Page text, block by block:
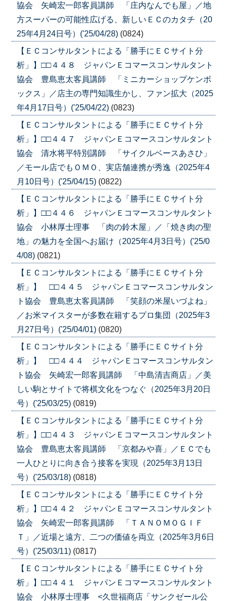
協会 矢崎宏一郎客員講師 「庄内なんでも屋」／地
方スーパーの可能性広げる、新しいＥＣのカタチ（20
25年4月24日号）('25/04/28) (0824)
【ＥＣコンサルタントによる「勝手にＥＣサイト分
析」】□□４４８ ジャパンＥコマースコンサルタント
協会 豊島恵太客員講師 「ミニカーショップケンボ
ックス」／店主の専門知識生かし、ファン拡大（2025
年4月17日号）('25/04/22) (0823)
【ＥＣコンサルタントによる「勝手にＥＣサイト分
析」】□□４４７ ジャパンＥコマースコンサルタント
協会 清水将平特別講師 「サイクルベースあさひ」
／モール店でもＯＭＯ、実店舗連携が秀逸（2025年4
月10日号）('25/04/15) (0822)
【ＥＣコンサルタントによる「勝手にＥＣサイト分
析」】□□４４６ ジャパンＥコマースコンサルタント
協会 小林厚士理事 「肉の鈴木屋」／「焼き肉の聖
地」の魅力を全国へお届け（2025年4月3日号）('25/0
4/08) (0821)
【ＥＣコンサルタントによる「勝手にＥＣサイト分
析」】 □□４４５ ジャパンＥコマースコンサルタン
ト協会 豊島恵太客員講師 「笑顔の米屋いづよね」
／お米マイスターが多数在籍するプロ集団（2025年3
月27日号）('25/04/01) (0820)
【ＥＣコンサルタントによる「勝手にＥＣサイト分
析」】 □□４４４ ジャパンＥコマースコンサルタン
ト協会 矢崎宏一郎客員講師 「中島清吉商店」／美
しい駒とサイトで将棋文化をつなぐ（2025年3月20日
号）('25/03/25) (0819)
【ＥＣコンサルタントによる「勝手にＥＣサイト分
析」】□□４４３ ジャパンＥコマースコンサルタント
協会 豊島恵太客員講師 「京都みや喜」／ＥＣでも
一人ひとりに向き合う接客を実現（2025年3月13日
号）('25/03/18) (0818)
【ＥＣコンサルタントによる「勝手にＥＣサイト分
析」】□□４４２ ジャパンＥコマースコンサルタント
協会 矢崎宏一郎客員講師 「ＴＡＮＯＭＯＧＩＦ
Ｔ」／近場と遠方、二つの価値を両立（2025年3月6日
号）('25/03/11) (0817)
【ＥＣコンサルタントによる「勝手にＥＣサイト分
析」】□□４４１ ジャパンＥコマースコンサルタント
協会 小林厚士理事 <久世福商店「サンクゼール公